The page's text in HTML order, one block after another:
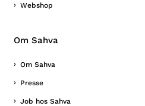
Webshop
Om Sahva
Om Sahva
Presse
Job hos Sahva